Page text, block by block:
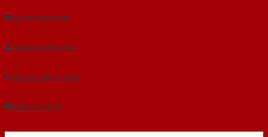
Gửi yêu cầu tư vấn
Tải báo giá tổng hợp
Yêu cầu gọi lại (3 phút)
Dành cho đại lý